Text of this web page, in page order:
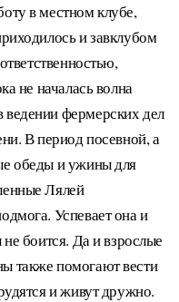
в местном клубе,
и завклубом
не началась волна
фермерских дел
В период посевной, а
обеды и ужины для
Лялей
Успевает она и
боится. Да и взрослые
также помогают вести
и живут дружно.